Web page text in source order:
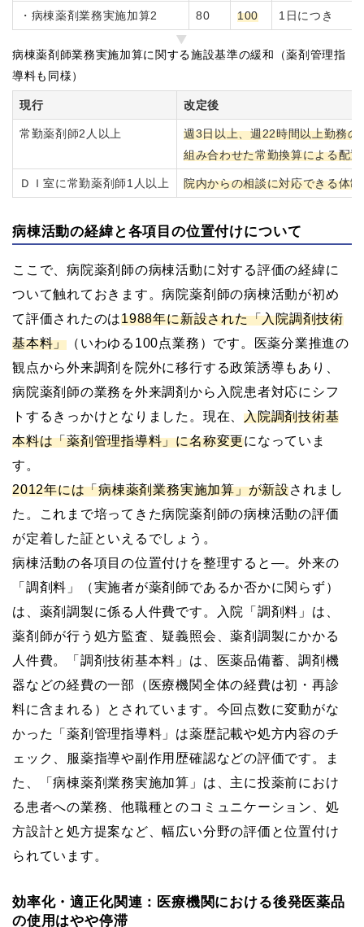
・病棟薬剤業務実施加算2 80 100 1日につき
病棟薬剤師業務実施加算に関する施設基準の緩和（薬剤管理指
導料も同様）
現行 改定後
常勤薬剤師2人以上
週3日以上、週22時間以上勤務の
組み合わせた常勤換算による配置
ＤＩ室に常勤薬剤師1人以上 院内からの相談に対応できる体制
病棟活動の経緯と各項目の位置付けについて
ここで、病院薬剤師の病棟活動に対する評価の経緯に
ついて触れておきます。病院薬剤師の病棟活動が初め
て評価されたのは1988年に新設された「入院調剤技術
基本料」 （いわゆる100点業務）です。医薬分業推進の
観点から外来調剤を院外に移行する政策誘導もあり、
病院薬剤師の業務を外来調剤から入院患者対応にシフ
トするきっかけとなりました。現在、入院調剤技術基
本料は「薬剤管理指導料」に名称変更になっていま
す。
2012年には「病棟薬剤業務実施加算」が新設されまし
た。これまで培ってきた病院薬剤師の病棟活動の評価
が定着した証といえるでしょう。
病棟活動の各項目の位置付けを整理すると―。外来の
「調剤料」（実施者が薬剤師であるか否かに関らず）
は、薬剤調製に係る人件費です。入院「調剤料」は、
薬剤師が行う処方監査、疑義照会、薬剤調製にかかる
人件費。「調剤技術基本料」は、医薬品備蓄、調剤機
器などの経費の一部（医療機関全体の経費は初・再診
料に含まれる）とされています。今回点数に変動がな
かった「薬剤管理指導料」は薬歴記載や処方内容のチ
ェック、服薬指導や副作用歴確認などの評価です。ま
た、「病棟薬剤業務実施加算」は、主に投薬前におけ
る患者への業務、他職種とのコミュニケーション、処
方設計と処方提案など、幅広い分野の評価と位置付け
られています。
効率化・適正化関連：医療機関における後発医薬品
の使用はやや停滞